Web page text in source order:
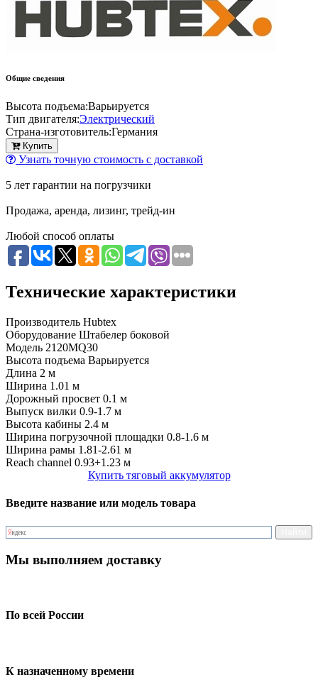
Общие сведения
Высота подъема:Варьируется
Тип двигателя:Электрический
Страна-изготовитель:Германия
Купить
Узнать точную стоимость с доставкой
5 лет гарантии на погрузчики
Продажа, аренда, лизинг, трейд-ин
Любой способ оплаты
Технические характеристики
Производитель Hubtex
Оборудование Штабелер боковой
Модель 2120MQ30
Высота подъема Варьируется
Длина 2 м
Ширина 1.01 м
Дорожный просвет 0.1 м
Выпуск вилки 0.9-1.7 м
Высота кабины 2.4 м
Ширина погрузочной площадки 0.8-1.6 м
Ширина рамы 1.81-2.61 м
Reach channel 0.93+1.23 м
Купить тяговый аккумулятор
Введите название или модель товара
Мы выполняем доставку
По всей России
К назначенному времени